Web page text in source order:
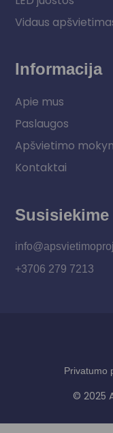
Vidaus
Informacija
Apie mus
Paslaugos
Apšvietimo
Kontaktai
Susisiekime
+3706 279 7213
Privatumo
© 2025